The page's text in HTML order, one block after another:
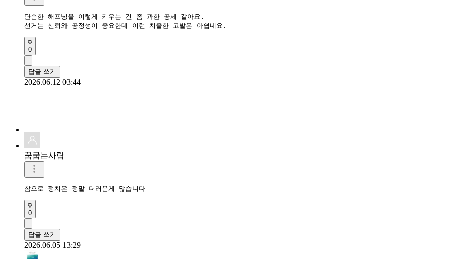
단순한 해프닝을 이렇게 키우는 건 좀 과한 공세 같아요.
선거는 신뢰와 공정성이 중요한데 이런 치졸한 고발은 아쉽네요.
0
답글 쓰기
2026.06.12 03:44
꿈굽는사람
참으로 정치은 정말 더러운게 많습니다
0
답글 쓰기
2026.06.05 13:29